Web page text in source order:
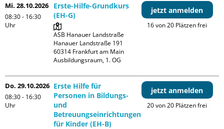
Mi. 28.10.2026
08:30 - 16:30
Uhr
Erste-Hilfe-Grundkurs
(EH-G)
ASB Hanauer Landstraße
Hanauer Landstraße 191
60314 Frankfurt am Main
Ausbildungsraum, 1. OG
jetzt anmelden
16 von 20 Plätzen frei
Do. 29.10.2026
08:30 - 16:30
Uhr
Erste Hilfe für
Personen in Bildungs-
und
Betreuungseinrichtungen
für Kinder (EH-B)
jetzt anmelden
20 von 20 Plätzen frei